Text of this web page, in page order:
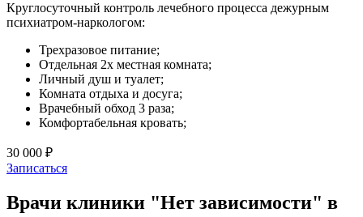
Круглосуточный контроль лечебного процесса дежурным
психиатром-наркологом:
Трехразовое питание;
Отдельная 2х местная комната;
Личный душ и туалет;
Комната отдыха и досуга;
Врачебный обход 3 раза;
Комфортабельная кровать;
30 000 ₽
Записаться
Врачи клиники "Нет зависимости" в